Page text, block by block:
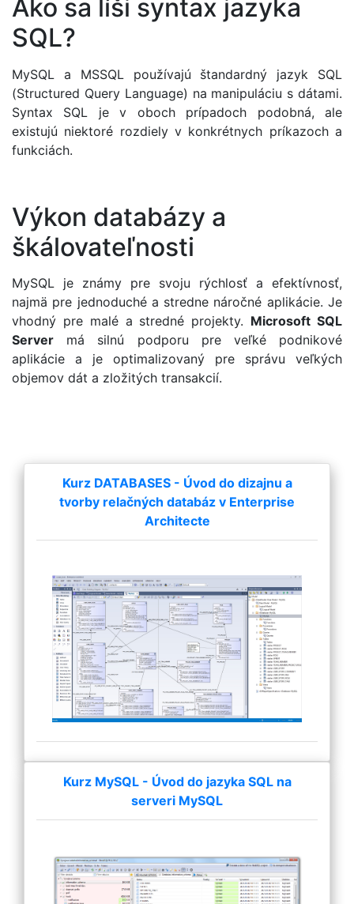
Ako sa líši syntax jazyka
SQL?
MySQL a MSSQL používajú štandardný jazyk SQL
(Structured Query Language) na manipuláciu s dátami.
Syntax SQL je v oboch prípadoch podobná, ale
existujú niektoré rozdiely v konkrétnych príkazoch a
funkciách.
Výkon databázy a
škálovateľnosti
MySQL je známy pre svoju rýchlosť a efektívnosť,
najmä pre jednoduché a stredne náročné aplikácie. Je
vhodný pre malé a stredné projekty. Microsoft SQL
Server má silnú podporu pre veľké podnikové
aplikácie a je optimalizovaný pre správu veľkých
objemov dát a zložitých transakcií.
Kurz DATABASES - Úvod do dizajnu a
tvorby relačných databáz v Enterprise
Architecte
Kurz MySQL - Úvod do jazyka SQL na
serveri MySQL